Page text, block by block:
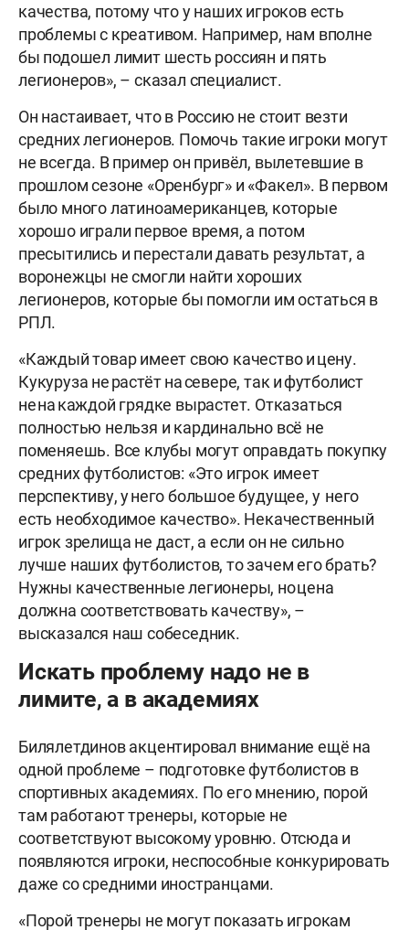
качества, потому что у наших игроков есть
проблемы с креативом. Например, нам вполне
бы подошел лимит шесть россиян и пять
легионеров», – сказал специалист.
Он настаивает, что в Россию не стоит везти
средних легионеров. Помочь такие игроки могут
не всегда. В пример он привёл, вылетевшие в
прошлом сезоне «Оренбург» и «Факел». В первом
было много латиноамериканцев, которые
хорошо играли первое время, а потом
пресытились и перестали давать результат, а
воронежцы не смогли найти хороших
легионеров, которые бы помогли им остаться в
РПЛ.
«Каждый товар имеет свою качество и цену.
Кукуруза не растёт на севере, так и футболист
не на каждой грядке вырастет. Отказаться
полностью нельзя и кардинально всё не
поменяешь. Все клубы могут оправдать покупку
средних футболистов: «Это игрок имеет
перспективу, у него большое будущее, у него
есть необходимое качество». Некачественный
игрок зрелища не даст, а если он не сильно
лучше наших футболистов, то зачем его брать?
Нужны качественные легионеры, но цена
должна соответствовать качеству», –
высказался наш собеседник.
Искать проблему надо не в
лимите, а в академиях
Билялетдинов акцентировал внимание ещё на
одной проблеме – подготовке футболистов в
спортивных академиях. По его мнению, порой
там работают тренеры, которые не
соответствуют высокому уровню. Отсюда и
появляются игроки, неспособные конкурировать
даже со средними иностранцами.
«Порой тренеры не могут показать игрокам